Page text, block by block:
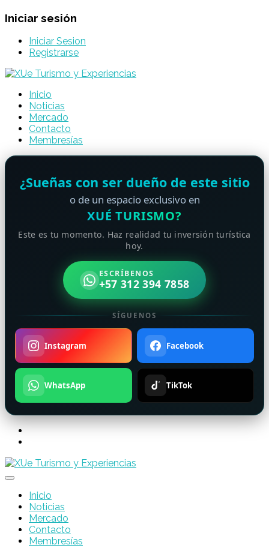
Iniciar sesión
Iniciar Sesion
Registrarse
Inicio
Noticias
Mercado
Contacto
Membresías
¿Sueñas con ser dueño de este sitio
o de un espacio exclusivo en
XUÉ TURISMO?
Este es tu momento. Haz realidad tu inversión turística
hoy.
ESCRÍBENOS
+57 312 394 7858
SÍGUENOS
Instagram Facebook
WhatsApp TikTok
Inicio
Noticias
Mercado
Contacto
Membresías